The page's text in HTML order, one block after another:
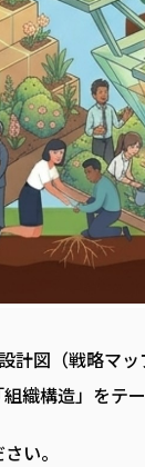
計図（戦略マ
織構造」をテ
い。